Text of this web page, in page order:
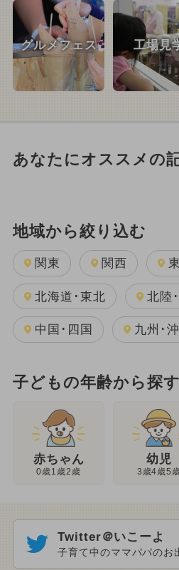
グルメフェス 工場見
あなたにオススメの
地域から絞り込む
関東 関西
北海道･東北 北陸
中国･四国 九州･
子どもの年齢から探す
赤ちゃん
0歳1歳2歳
幼児
3歳4歳5
Twitter＠いこーよ
子育て中のママパパのお